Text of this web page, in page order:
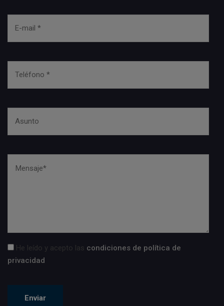
He leído y acepto las condiciones de política de
privacidad